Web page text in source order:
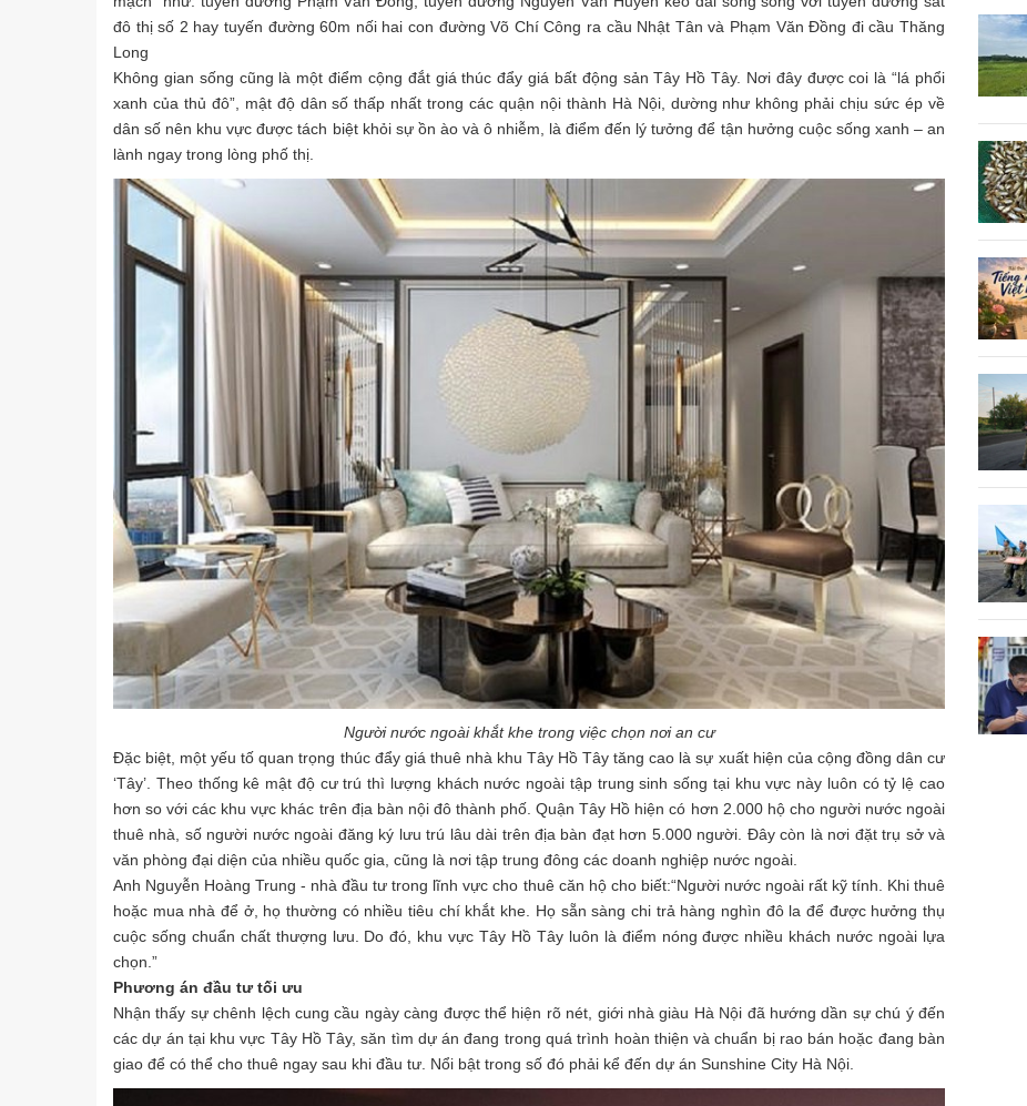
đô thị số 2 hay tuyến đường 60m nối hai con đường Võ Chí Công ra cầu Nhật Tân và Phạm Văn Đồng đi cầu Thăng
Long
Không gian sống cũng là một điểm cộng đắt giá thúc đẩy giá bất động sản Tây Hồ Tây. Nơi đây được coi là “lá phổi
xanh của thủ đô”, mật độ dân số thấp nhất trong các quận nội thành Hà Nội, dường như không phải chịu sức ép về
dân số nên khu vực được tách biệt khỏi sự ồn ào và ô nhiễm, là điểm đến lý tưởng để tận hưởng cuộc sống xanh – an
lành ngay trong lòng phố thị.
Người nước ngoài khắt khe trong việc chọn nơi an cư
Đặc biệt, một yếu tố quan trọng thúc đẩy giá thuê nhà khu Tây Hồ Tây tăng cao là sự xuất hiện của cộng đồng dân cư
‘Tây’. Theo thống kê mật độ cư trú thì lượng khách nước ngoài tập trung sinh sống tại khu vực này luôn có tỷ lệ cao
hơn so với các khu vực khác trên địa bàn nội đô thành phố. Quận Tây Hồ hiện có hơn 2.000 hộ cho người nước ngoài
thuê nhà, số người nước ngoài đăng ký lưu trú lâu dài trên địa bàn đạt hơn 5.000 người. Đây còn là nơi đặt trụ sở và
văn phòng đại diện của nhiều quốc gia, cũng là nơi tập trung đông các doanh nghiệp nước ngoài.
Anh Nguyễn Hoàng Trung - nhà đầu tư trong lĩnh vực cho thuê căn hộ cho biết:“Người nước ngoài rất kỹ tính. Khi thuê
hoặc mua nhà để ở, họ thường có nhiều tiêu chí khắt khe. Họ sẵn sàng chi trả hàng nghìn đô la để được hưởng thụ
cuộc sống chuẩn chất thượng lưu. Do đó, khu vực Tây Hồ Tây luôn là điểm nóng được nhiều khách nước ngoài lựa
chọn.”
Phương án đầu tư tối ưu
Nhận thấy sự chênh lệch cung cầu ngày càng được thể hiện rõ nét, giới nhà giàu Hà Nội đã hướng dần sự chú ý đến
các dự án tại khu vực Tây Hồ Tây, săn tìm dự án đang trong quá trình hoàn thiện và chuẩn bị rao bán hoặc đang bàn
giao để có thể cho thuê ngay sau khi đầu tư. Nổi bật trong số đó phải kể đến dự án Sunshine City Hà Nội.